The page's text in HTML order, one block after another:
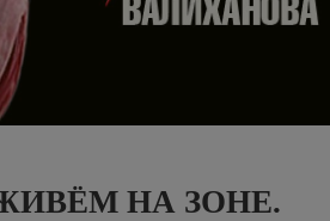
НА ЗОНЕ.